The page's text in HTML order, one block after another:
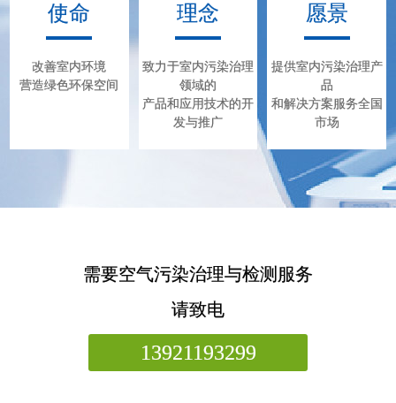
黏合剂的重要成分隐藏在板材夹层
中。室温每上升一度，甲醛释放到空
气的浓度就会增加，长期处于这种环
境中对身体的损害是致命的。
使命
改善室内环境
营造绿色环保空间
理念
致力于室内污染治理
领域的
产品和应用技术的开
发与推广
愿景
提供室内污染治理产
品
和解决方案服务全国
市场
需要空气污染治理与检测服务
请致电
13921193299